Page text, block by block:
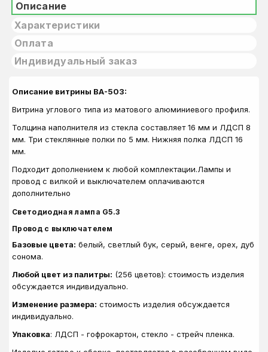
Описание
Характеристики
Оплата
Индивидуальный заказ
Описание витрины ВА-503:
Витрина углового типа из матового алюминиевого профиля.
Толщина наполнителя из стекла составляет 16 мм и ЛДСП 8
мм. Три стеклянные полки по 5 мм. Нижняя полка ЛДСП 16
мм.
Подходит дополнением к любой комплектации.Лампы и
провод с вилкой и выключателем оплачиваются
дополнительно
Светодиодная лампа G5.3
Провод с выключателем
Базовые цвета: белый, светлый бук, серый, венге, орех, дуб
сонома.
Любой цвет из палитры: (256 цветов): стоимость изделия
обсуждается индивидуально.
Изменение размера: стоимость изделия обсуждается
индивидуально.
Упаковка: ЛДСП - гофрокартон, стекло - стрейч пленка.